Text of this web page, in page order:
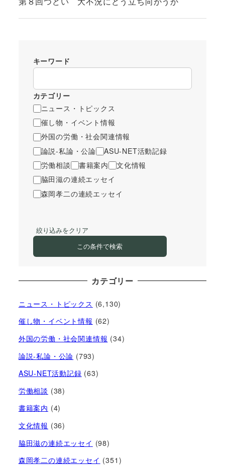
キーワード
カテゴリー
ニュース・トピックス
催し物・イベント情報
外国の労働・社会関連情報
論説-私論・公論
ASU-NET活動記録
労働相談
書籍案内
文化情報
脇田滋の連続エッセイ
森岡孝二の連続エッセイ
絞り込みをクリア
この条件で検索
カテゴリー
ニュース・トピックス (6,130)
催し物・イベント情報 (62)
外国の労働・社会関連情報 (34)
論説-私論・公論 (793)
ASU-NET活動記録 (63)
労働相談 (38)
書籍案内 (4)
文化情報 (36)
脇田滋の連続エッセイ (98)
森岡孝二の連続エッセイ (351)